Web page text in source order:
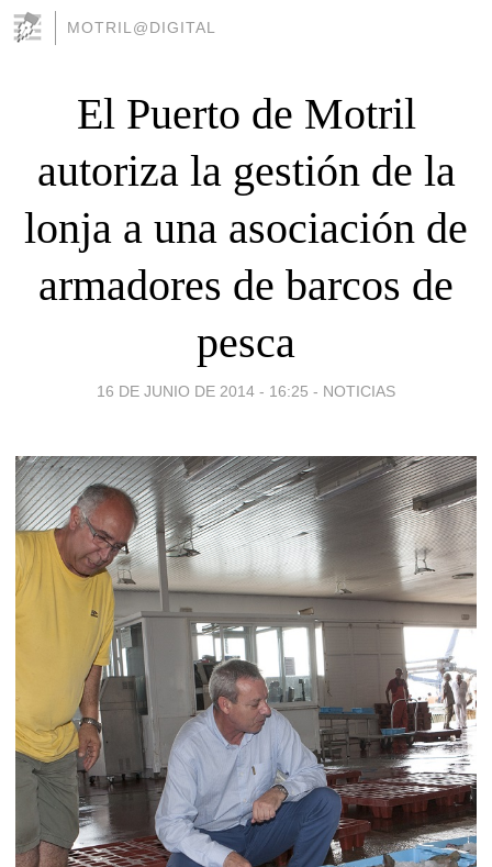
MOTRIL@DIGITAL
El Puerto de Motril
autoriza la gestión de la
lonja a una asociación de
armadores de barcos de
pesca
16 DE JUNIO DE 2014 - 16:25 - NOTICIAS